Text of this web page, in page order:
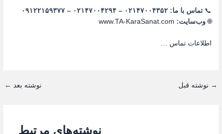
📞تماس با ما: ۰۲۱۴۷۰۰۴۳۵۲ – ۰۲۱۴۷۰۰۴۲۹۴ – ۰۹۱۲۲۱۵۹۳۷۷
🌐وب‌سایت: www.TA-KaraSanat.com
اطلاعات تماس …
→ نوشته قبل نوشته بعد ←
نوشته‌های مرتبط